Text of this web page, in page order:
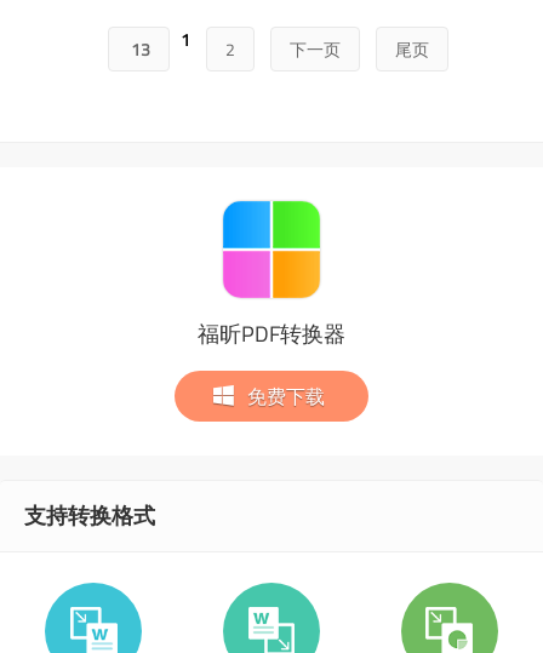
空白的Word文档&rarr;点击“文件&r...
13 1 2 下一页 尾页
福昕PDF转换器
免费下载
支持转换格式